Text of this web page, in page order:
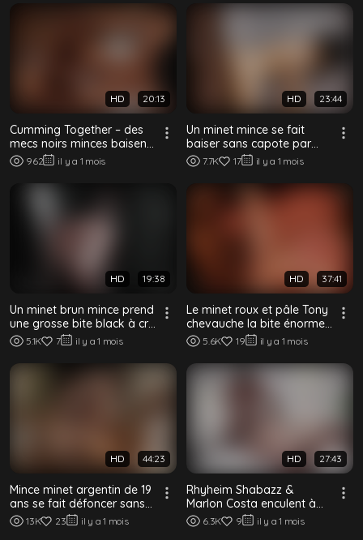
HD 20:13
Cumming Together – des
mecs noirs minces baisent
à cru à Harlem
962 il y a 1 mois
HD 23:44
Un minet mince se fait
baiser sans capote par
son coach black musclé
dans les vest...
7.7K 17 il y a 1 mois
HD 19:38
Un minet brun mince prend
une grosse bite black à cru
dans un rêve de luxure
sensuel
5.1K 7 il y a 1 mois
HD 37:41
Le minet roux et pâle Tony
chevauche la bite énorme
de son top black musclé
sans c...
5.6K 19 il y a 1 mois
HD 44:23
Mince minet argentin de 19
ans se fait défoncer sans
capote par une grosse bite
bl...
13K 23 il y a 1 mois
HD 27:43
Rhyheim Shabazz &
Marlon Costa enculent à
deux le minet Sam Ledger
6.3K 9 il y a 1 mois